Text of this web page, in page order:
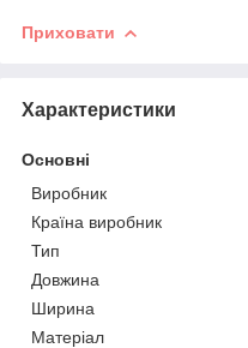
Приховати
Характеристики
Основні
Виробник
Країна виробник
Тип
Довжина
Ширина
Матеріал